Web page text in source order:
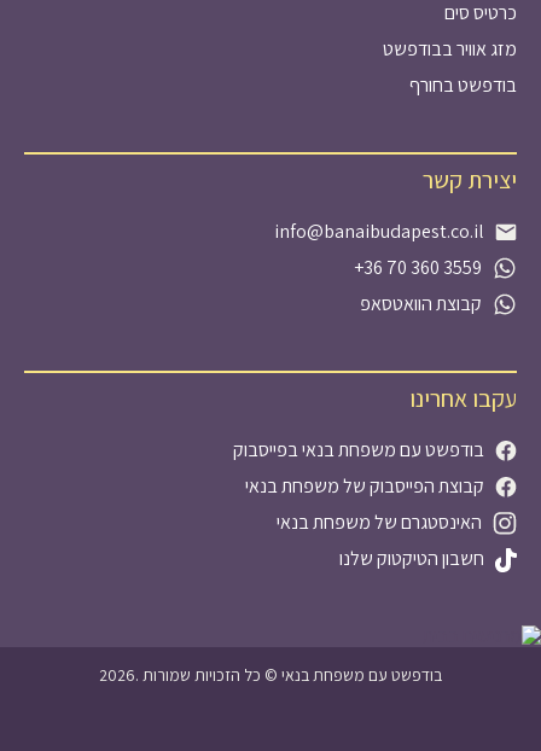
כרטיס סים
מזג אוויר בבודפשט
בודפשט בחורף
יצירת קשר
info@banaibudapest.co.il
+36 70 360 3559
קבוצת הוואטסאפ
עקבו אחרינו
בודפשט עם משפחת בנאי בפייסבוק
קבוצת הפייסבוק של משפחת בנאי
האינסטגרם של משפחת בנאי
חשבון הטיקטוק שלנו
2026. בודפשט עם משפחת בנאי © כל הזכויות שמורות